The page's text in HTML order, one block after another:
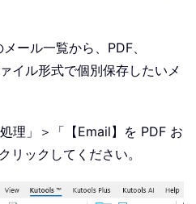
ール一覧から、PDF、
イル形式で個別保存したいメ
理」＞「【Email】を PDF お
リックしてください。